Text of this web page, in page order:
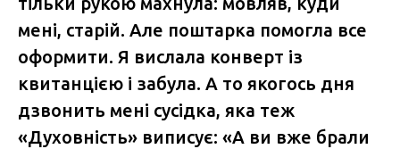
мені, старій. Але поштарка помогла все
оформити. Я вислала конверт із
квитанцією і забула. А то якогось дня
дзвонить мені сусідка, яка теж
«Духовність» виписує: «А ви вже брали